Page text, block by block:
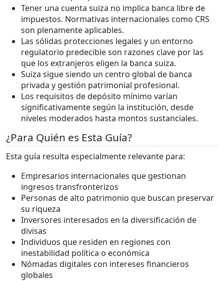
Tener una cuenta suiza no implica banca libre de
impuestos. Normativas internacionales como CRS
son plenamente aplicables.
Las sólidas protecciones legales y un entorno
regulatorio predecible son razones clave por las
que los extranjeros eligen la banca suiza.
Suiza sigue siendo un centro global de banca
privada y gestión patrimonial profesional.
Los requisitos de depósito mínimo varían
significativamente según la institución, desde
niveles moderados hasta montos sustanciales.
¿Para Quién es Esta Guía?
Esta guía resulta especialmente relevante para:
Empresarios internacionales que gestionan
ingresos transfronterizos
Personas de alto patrimonio que buscan preservar
su riqueza
Inversores interesados en la diversificación de
divisas
Individuos que residen en regiones con
inestabilidad política o económica
Nómadas digitales con intereses financieros
globales